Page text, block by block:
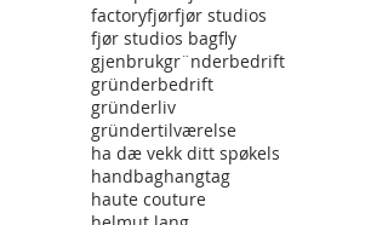
factoryfjørfjør studios
fjør studios bagfly
gjenbrukgr¨nderbedrift
gründerbedrift
gründerliv
gründertilværelse
ha dæ vekk ditt spøkels
handbaghangtag
haute couture